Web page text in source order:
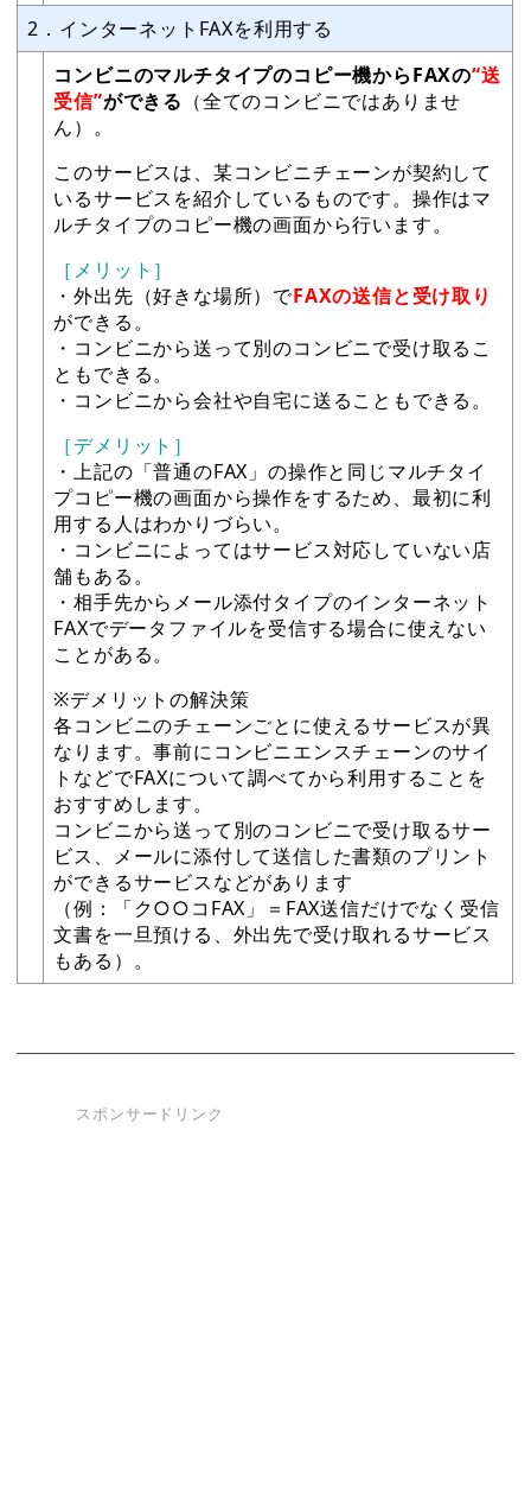
2．インターネットFAXを利用する
コンビニのマルチタイプのコピー機からFAXの“送
受信”ができる （全てのコンビニではありませ
ん）。
このサービスは、某コンビニチェーンが契約して
いるサービスを紹介しているものです。操作はマ
ルチタイプのコピー機の画面から行います。
［メリット］
・外出先（好きな場所）でFAXの送信と受け取り
ができる。
・コンビニから送って別のコンビニで受け取るこ
ともできる。
・コンビニから会社や自宅に送ることもできる。
［デメリット］
・上記の「普通のFAX」の操作と同じマルチタイ
プコピー機の画面から操作をするため、最初に利
用する人はわかりづらい。
・コンビニによってはサービス対応していない店
舗もある。
・相手先からメール添付タイプのインターネット
FAXでデータファイルを受信する場合に使えない
ことがある。
※デメリットの解決策
各コンビニのチェーンごとに使えるサービスが異
なります。事前にコンビニエンスチェーンのサイ
トなどでFAXについて調べてから利用することを
おすすめします。
コンビニから送って別のコンビニで受け取るサー
ビス、メールに添付して送信した書類のプリント
ができるサービスなどがあります
（例：「ク○○コFAX」＝FAX送信だけでなく受信
文書を一旦預ける、外出先で受け取れるサービス
もある）。
スポンサードリンク